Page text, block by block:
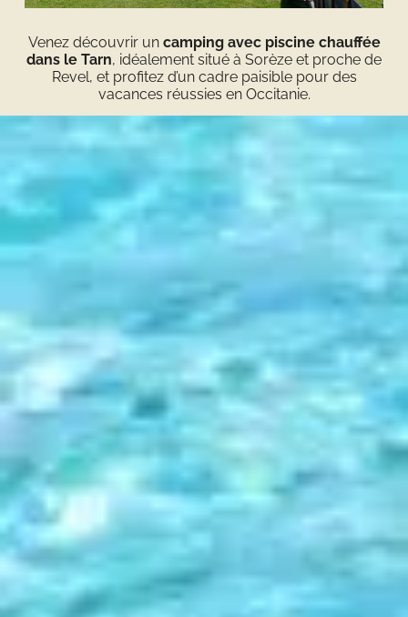
Venez découvrir un camping avec piscine chauffée
dans le Tarn, idéalement situé à Sorèze et proche de
Revel, et profitez d’un cadre paisible pour des
vacances réussies en Occitanie.